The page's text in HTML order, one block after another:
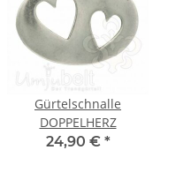
Gürtelschnalle
DOPPELHERZ
24,90 € *